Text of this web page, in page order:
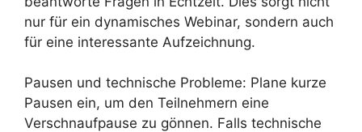
nur für ein dynamisches Webinar, sondern auch
für eine interessante Aufzeichnung.
Pausen und technische Probleme: Plane kurze
Pausen ein, um den Teilnehmern eine
Verschnaufpause zu gönnen. Falls technische